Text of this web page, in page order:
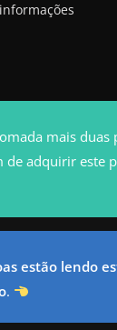
.
reservados.
mais duas
de adquirir este
estão lendo
.